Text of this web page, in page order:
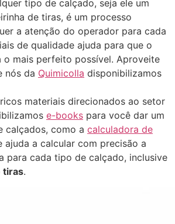
tipo de calçado, seja ele um
de tiras, é um processo
a atenção do operador para cada
de qualidade ajuda para que o
o mais perfeito possível. Aproveite
nós da Quimicolla disponibilizamos
materiais direcionados ao setor
e-books para você dar um
calçados, como a calculadora de
ajuda a calcular com precisão a
para cada tipo de calçado, inclusive
tiras.